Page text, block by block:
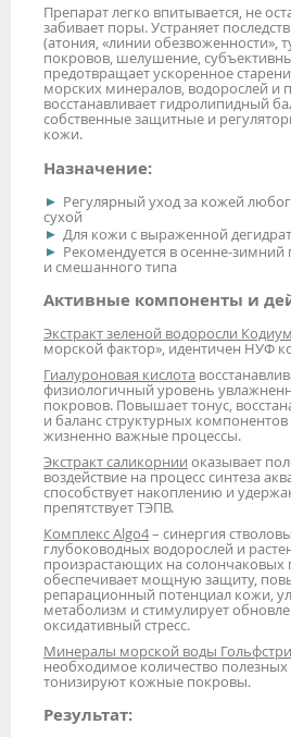
Препарат легко впитывается, не
забивает поры. Устраняет
(атония, «линии обезвоженности»,
покровов, шелушение,
предотвращает ускоренное
морских минералов, водорослей и
восстанавливает гидролипидный
собственные защитные и
кожи.
Назначение:
Регулярный уход за кожей
сухой
Для кожи с выраженной
Рекомендуется в осенне-
и смешанного типа
Активные компоненты и
Экстракт зеленой водоросли Кодиум
морской фактор», идентичен НУФ
Гиалуроновая кислота
физиологичный уровень
покровов. Повышает тонус,
и баланс структурных
жизненно важные процессы.
Экстракт саликорнии оказывает
воздействие на процесс синтеза
способствует накоплению и
препятствует ТЭПВ.
Комплекс Algo4– синергия
глубоководных водорослей и
произрастающих на солончаковых
обеспечивает мощную защиту,
репарационный потенциал кожи,
метаболизм и стимулирует
оксидативный стресс.
Минералы морской воды
необходимое количество
тонизируют кожные покровы.
Результат: